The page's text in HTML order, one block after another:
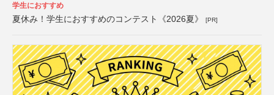
学生におすすめ
夏休み！学生におすすめのコンテスト《2026夏》 [PR]